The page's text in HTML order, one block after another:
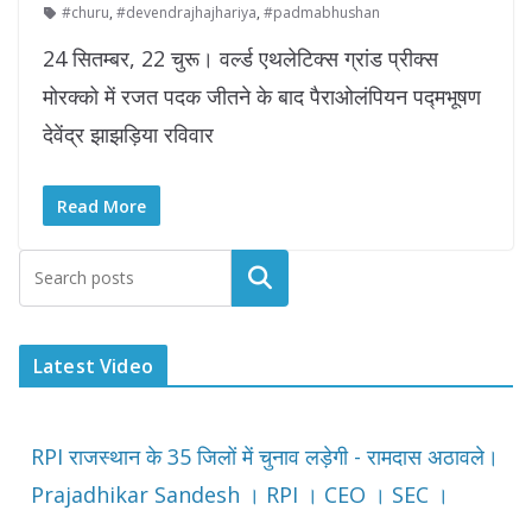
#churu, #devendrajhajhariya, #padmabhushan
24 सितम्बर, 22 चुरू। वर्ल्ड एथलेटिक्स ग्रांड प्रीक्स
मोरक्को में रजत पदक जीतने के बाद पैराओलंपियन पद्मभूषण
देवेंद्र झाझड़िया रविवार
Read More
Latest Video
RPI राजस्थान के 35 जिलों में चुनाव लड़ेगी - रामदास अठावले।
Prajadhikar Sandesh । RPI । CEO । SEC ।